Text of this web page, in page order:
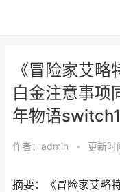
《冒险家艾
白金注意事项
年物语switch1
作者： admin • 更新
摘要：《冒险家艾略